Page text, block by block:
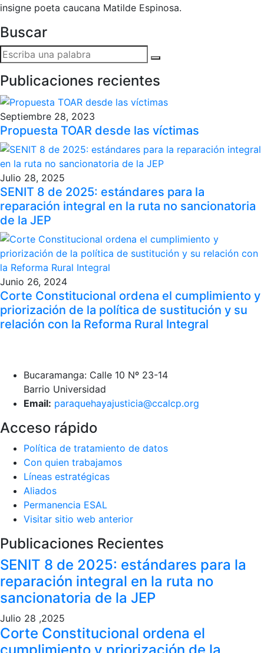
insigne poeta caucana Matilde Espinosa.
Buscar
Publicaciones recientes
Septiembre 28, 2023
Propuesta TOAR desde las víctimas
Julio 28, 2025
SENIT 8 de 2025: estándares para la
reparación integral en la ruta no sancionatoria
de la JEP
Junio 26, 2024
Corte Constitucional ordena el cumplimiento y
priorización de la política de sustitución y su
relación con la Reforma Rural Integral
Bucaramanga: Calle 10 Nº 23-14
Barrio Universidad
Email: paraquehayajusticia@ccalcp.org
Acceso rápido
Política de tratamiento de datos
Con quien trabajamos
Líneas estratégicas
Aliados
Permanencia ESAL
Visitar sitio web anterior
Publicaciones Recientes
SENIT 8 de 2025: estándares para la
reparación integral en la ruta no
sancionatoria de la JEP
Julio 28 ,2025
Corte Constitucional ordena el
cumplimiento y priorización de la